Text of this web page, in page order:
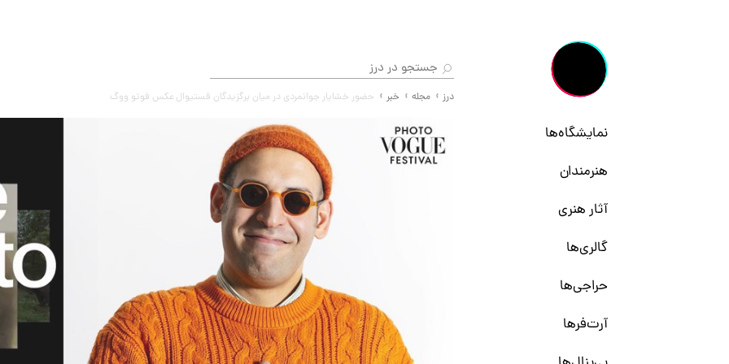
نمایشگاه‌ها
هنرمندان
آثار هنری
گالری‌ها
حراجی‌ها
آرت‌فرها
درز مجله خبر حضور خشایار جوانمردی در میان برگزیدگان فستیوال عکس فوتو ووگ